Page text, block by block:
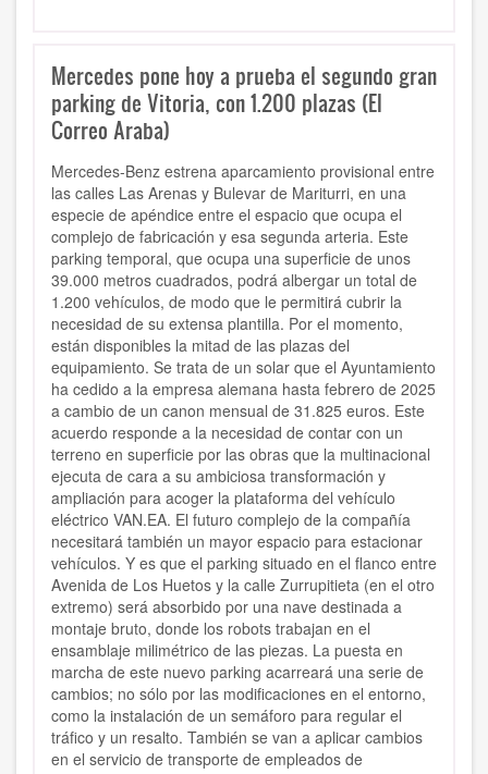
Mercedes pone hoy a prueba el segundo gran
parking de Vitoria, con 1.200 plazas (El
Correo Araba)
Mercedes-Benz estrena aparcamiento provisional entre
las calles Las Arenas y Bulevar de Mariturri, en una
especie de apéndice entre el espacio que ocupa el
complejo de fabricación y esa segunda arteria. Este
parking temporal, que ocupa una superficie de unos
39.000 metros cuadrados, podrá albergar un total de
1.200 vehículos, de modo que le permitirá cubrir la
necesidad de su extensa plantilla. Por el momento,
están disponibles la mitad de las plazas del
equipamiento. Se trata de un solar que el Ayuntamiento
ha cedido a la empresa alemana hasta febrero de 2025
a cambio de un canon mensual de 31.825 euros. Este
acuerdo responde a la necesidad de contar con un
terreno en superficie por las obras que la multinacional
ejecuta de cara a su ambiciosa transformación y
ampliación para acoger la plataforma del vehículo
eléctrico VAN.EA. El futuro complejo de la compañía
necesitará también un mayor espacio para estacionar
vehículos. Y es que el parking situado en el flanco entre
Avenida de Los Huetos y la calle Zurrupitieta (en el otro
extremo) será absorbido por una nave destinada a
montaje bruto, donde los robots trabajan en el
ensamblaje milimétrico de las piezas. La puesta en
marcha de este nuevo parking acarreará una serie de
cambios; no sólo por las modificaciones en el entorno,
como la instalación de un semáforo para regular el
tráfico y un resalto. También se van a aplicar cambios
en el servicio de transporte de empleados de